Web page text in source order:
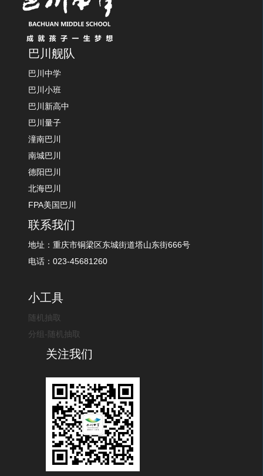
巴川舰队
巴川中学
巴川小班
巴川新高中
巴川量子
潼南巴川
南城巴川
德阳巴川
北海巴川
FPA美国巴川
联系我们
地址：重庆市铜梁区东城街道塔山东街666号
电话：023-45681260
小工具
随机抽取
分组-随机抽取
关注我们